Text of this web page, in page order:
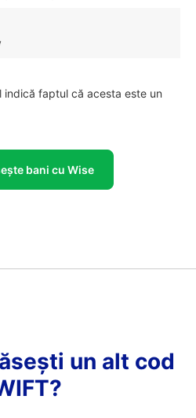
indică faptul că acesta este un
bani cu Wise
un alt cod